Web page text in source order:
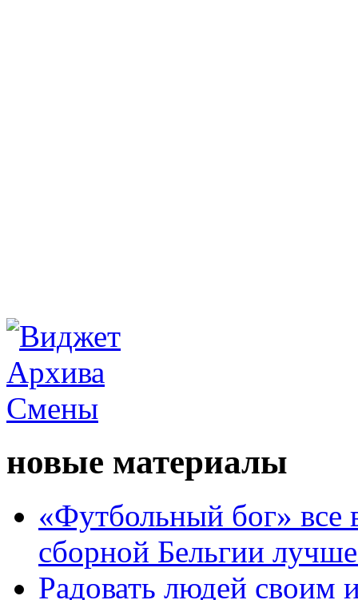
новые материалы
«Футбольный бог» все
сборной Бельгии
Радовать людей своим